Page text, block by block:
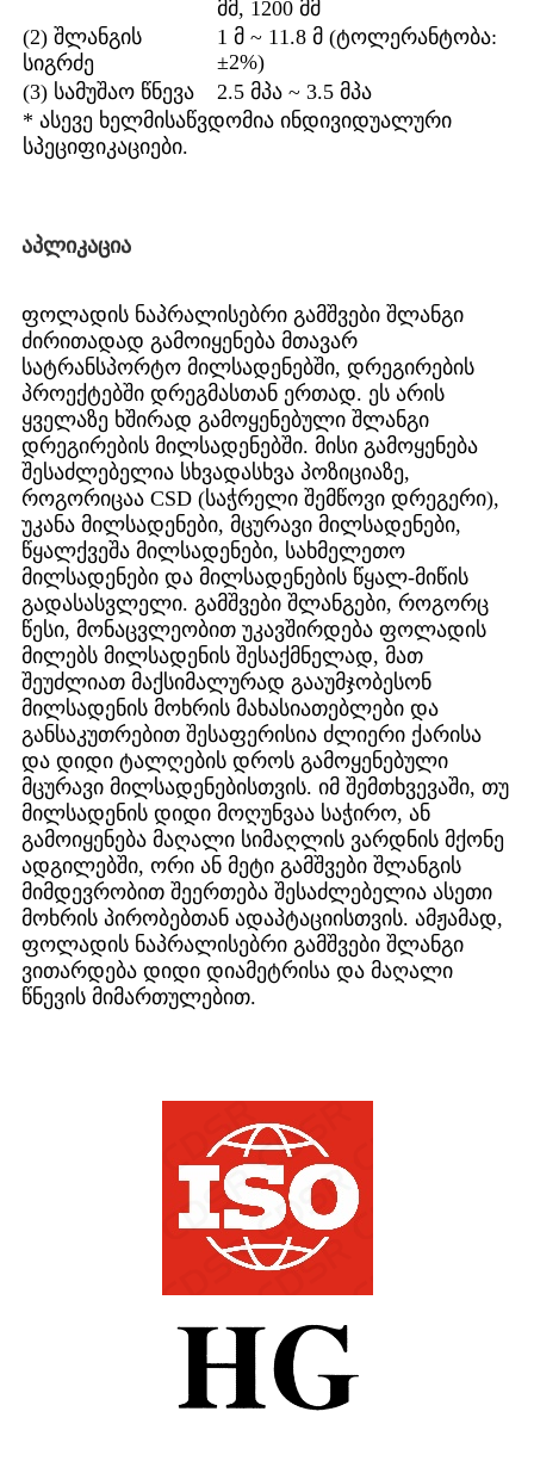
მმ, 1200 მმ
(2) შლანგის
სიგრძე
1 მ ~ 11.8 მ (ტოლერანტობა:
±2%)
(3) სამუშაო წნევა
2.5 მპა ~ 3.5 მპა
* ასევე ხელმისაწვდომია ინდივიდუალური
სპეციფიკაციები.
აპლიკაცია
ფოლადის ნაპრალისებრი გამშვები შლანგი
ძირითადად გამოიყენება მთავარ
სატრანსპორტო მილსადენებში, დრეგირების
პროექტებში დრეგმასთან ერთად. ეს არის
ყველაზე ხშირად გამოყენებული შლანგი
დრეგირების მილსადენებში. მისი გამოყენება
შესაძლებელია სხვადასხვა პოზიციაზე,
როგორიცაა CSD (საჭრელი შემწოვი დრეგერი),
უკანა მილსადენები, მცურავი მილსადენები,
წყალქვეშა მილსადენები, სახმელეთო
მილსადენები და მილსადენების წყალ-მიწის
გადასასვლელი. გამშვები შლანგები, როგორც
წესი, მონაცვლეობით უკავშირდება ფოლადის
მილებს მილსადენის შესაქმნელად, მათ
შეუძლიათ მაქსიმალურად გააუმჯობესონ
მილსადენის მოხრის მახასიათებლები და
განსაკუთრებით შესაფერისია ძლიერი ქარისა
და დიდი ტალღების დროს გამოყენებული
მცურავი მილსადენებისთვის. იმ შემთხვევაში, თუ
მილსადენის დიდი მოღუნვაა საჭირო, ან
გამოიყენება მაღალი სიმაღლის ვარდნის მქონე
ადგილებში, ორი ან მეტი გამშვები შლანგის
მიმდევრობით შეერთება შესაძლებელია ასეთი
მოხრის პირობებთან ადაპტაციისთვის. ამჟამად,
ფოლადის ნაპრალისებრი გამშვები შლანგი
ვითარდება დიდი დიამეტრისა და მაღალი
წნევის მიმართულებით.